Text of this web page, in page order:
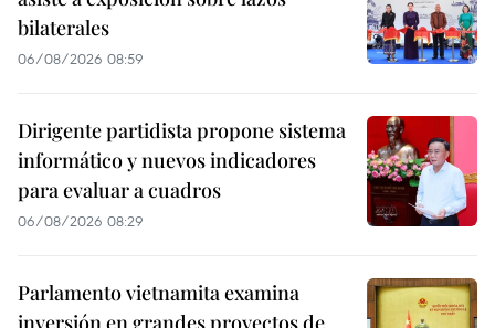
bilaterales
06/08/2026 08:59
Dirigente partidista propone sistema
informático y nuevos indicadores
para evaluar a cuadros
06/08/2026 08:29
Parlamento vietnamita examina
inversión en grandes proyectos de